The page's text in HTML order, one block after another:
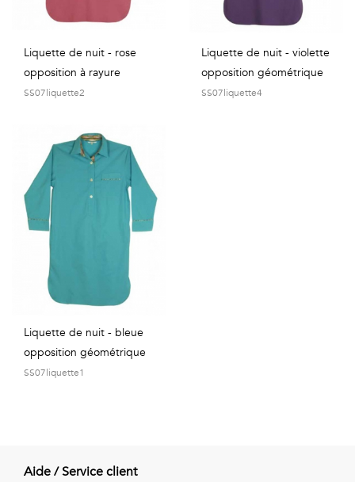
Liquette de nuit - rose
opposition à rayure
SS07liquette2
Liquette de nuit - violette
opposition géométrique
SS07liquette4
Liquette de nuit - bleue
opposition géométrique
SS07liquette1
Aide / Service client